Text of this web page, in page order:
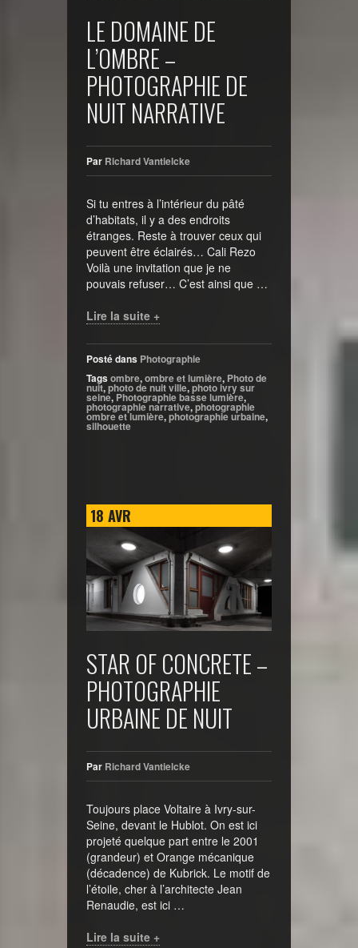
LE DOMAINE DE
L’OMBRE –
PHOTOGRAPHIE DE
NUIT NARRATIVE
Par Richard Vantielcke
Si tu entres à l’intérieur du pâté
d’habitats, il y a des endroits
étranges. Reste à trouver ceux qui
peuvent être éclairés… Cali Rezo
Voilà une invitation que je ne
pouvais refuser… C’est ainsi que …
Lire la suite +
Posté dans Photographie
Tagsombre,ombre et lumière, Photo de
nuit,photo de nuit ville,photo ivry sur
seine, Photographie basse lumière,
photographie narrative,photographie
ombre et lumière,photographie urbaine,
silhouette
18 AVR
STAR OF CONCRETE –
PHOTOGRAPHIE
URBAINE DE NUIT
Par Richard Vantielcke
Toujours place Voltaire à Ivry-sur-
Seine, devant le Hublot. On est ici
projeté quelque part entre le 2001
(grandeur) et Orange mécanique
(décadence) de Kubrick. Le motif de
l’étoile, cher à l’architecte Jean
Renaudie, est ici …
Lire la suite +